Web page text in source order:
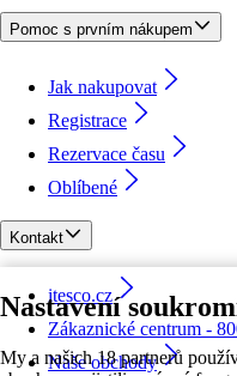
Nastavení
My a našich 18 partnerů
Pomoc s prvním nákupem
Jak nakupovat
Registrace
Rezervace času
Oblíbené
Kontakt
itesco.cz
Zákaznické centrum -
Naše obchody